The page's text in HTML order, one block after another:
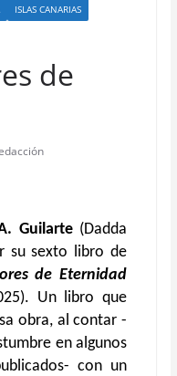
ISLAS CANARIAS
de
Guilarte (Dadda
su sexto libro de
de Eternidad
Un libro que
obra, al contar -
en algunos
con un